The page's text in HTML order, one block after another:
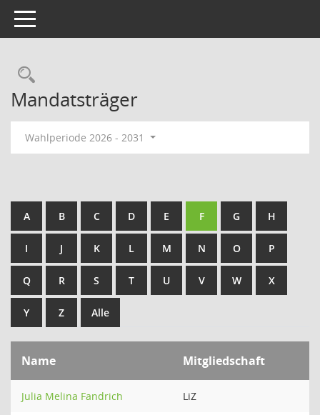
Toggle navigation
Rechercheauswahl
Mandatsträger
Wahlperiode 2026 - 2031
A B C D E F G H
I J K L M N O P
Q R S T U V W X
Y Z Alle
Name Mitgliedschaft
Julia Melina Fandrich LiZ